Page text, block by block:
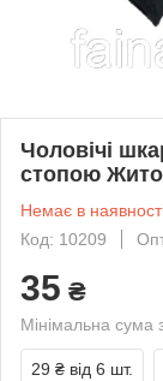
Чоловічі
стопою
Немає в
Код: 10209
35 ₴
Мінімальна сума
29 ₴ від 6 шт.